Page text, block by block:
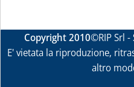
Copyright 2010©RIP Srl -
E' vietata la riproduzione,
altro